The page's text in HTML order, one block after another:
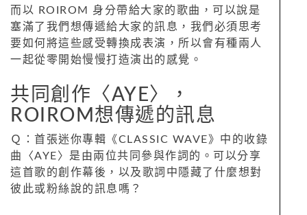
而以 ROIROM 身分帶給大家的歌曲，可以說是
塞滿了我們想傳遞給大家的訊息，我們必須思考
要如何將這些感受轉換成表演，所以會有種兩人
一起從零開始慢慢打造演出的感覺。
共同創作〈AYE〉，
ROIROM想傳遞的訊息
Ｑ：首張迷你專輯《CLASSIC WAVE》中的收錄
曲〈AYE〉是由兩位共同參與作詞的。可以分享
這首歌的創作幕後，以及歌詞中隱藏了什麼想對
彼此或粉絲說的訊息嗎？